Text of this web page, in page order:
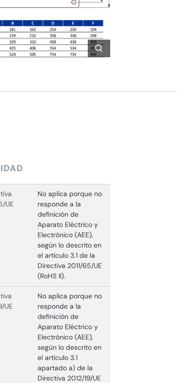
UE
No aplica porque no
responde a la
definición de
Aparato Eléctrico y
Electrónico (AEE),
según lo descrito en
el artículo 3.1 de la
Directiva 2011/65/UE
(RoHS II).
UE
No aplica porque no
responde a la
definición de
Aparato Eléctrico y
Electrónico (AEE),
según lo descrito en
el artículo 3.1
apartado a) de la
Directiva 2012/19/UE